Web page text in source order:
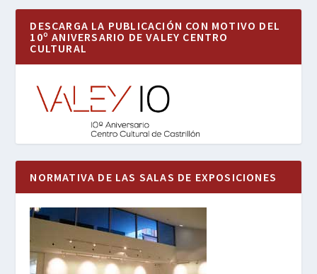
DESCARGA LA PUBLICACIÓN CON MOTIVO DEL
10º ANIVERSARIO DE VALEY CENTRO
CULTURAL
NORMATIVA DE LAS SALAS DE EXPOSICIONES